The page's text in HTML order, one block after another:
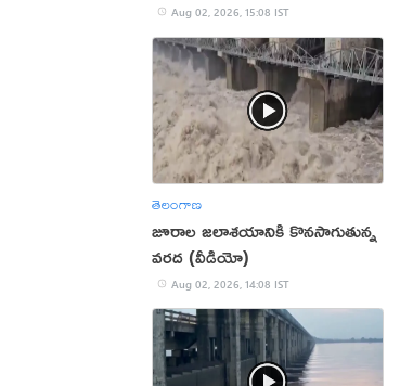
Aug 02, 2026, 15:08 IST
తెలంగాణ
జూరాల జలాశయానికి కొనసాగుతున్న
వరద (వీడియో)
Aug 02, 2026, 14:08 IST